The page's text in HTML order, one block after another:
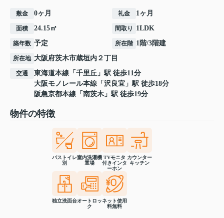
敷金 0ヶ月 礼金 1ヶ月
面積 24.15㎡ 間取り 1LDK
築年数 予定 所在階 1階/3階建
所在地 大阪府茨木市蔵垣内 ２丁目
交通 東海道本線 「 千里丘 」駅 徒歩11分
大阪モノレール本線 「 沢良宜 」駅 徒歩18分
阪急京都本線 「 南茨木 」駅 徒歩19分
物件の特徴
バストイレ
別
室内洗濯機
置場
TVモニタ
付きインタ
ーホン
カウンター
キッチン
独立洗面台オートロッ
ク
ネット使用
料無料